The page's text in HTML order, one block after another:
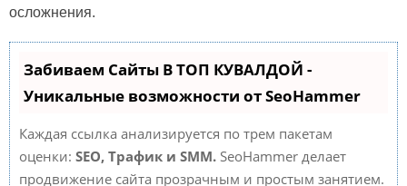
осложнения.
Забиваем Сайты В ТОП КУВАЛДОЙ -
Уникальные возможности от SeoHammer
Каждая ссылка анализируется по трем пакетам
оценки: SEO, Трафик и SMM. SeoHammer делает
продвижение сайта прозрачным и простым занятием.